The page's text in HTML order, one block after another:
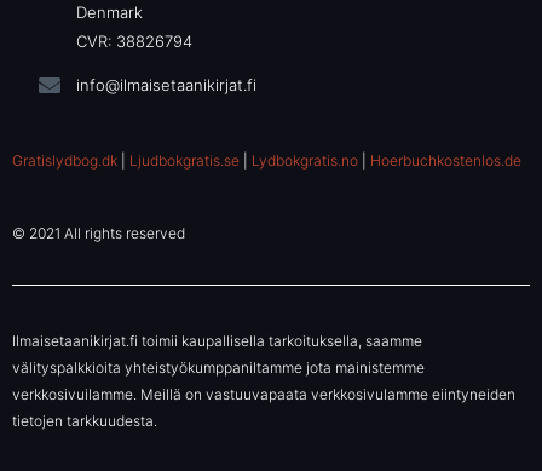
Denmark
CVR: 38826794
info@ilmaisetaanikirjat.fi
Gratislydbog.dk Ljudbokgratis.se Lydbokgratis.no Hoerbuchkostenlos.de
© 2021 All rights reserved
Ilmaisetaanikirjat.fi toimii kaupallisella tarkoituksella, saamme
välityspalkkioita yhteistyökumppaniltamme jota mainistemme
verkkosivuilamme. Meillä on vastuuvapaata verkkosivulamme eiintyneiden
tietojen tarkkuudesta.